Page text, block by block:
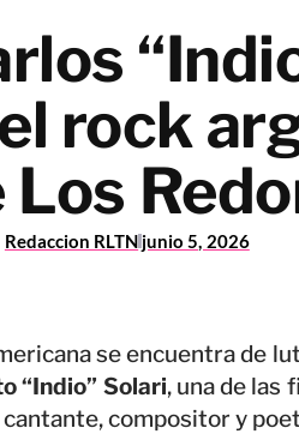
rock
Los
Redaccion RLTN junio 5, 2026
se encuentra de
“Indio” Solari, una de las
compositor y